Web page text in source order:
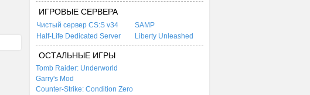
ИГРОВЫЕ СЕРВЕРА
Чистый сервер CS:S v34
SAMP
Half-Life Dedicated Server
Liberty Unleashed
ОСТАЛЬНЫЕ ИГРЫ
Tomb Raider: Underworld
Garry's Mod
Counter-Strike: Condition Zero